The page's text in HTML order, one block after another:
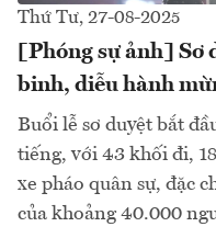
Thứ Tư, 27-08-2025
[Phóng sự ảnh] Sơ
binh, diễu hành
Buổi lễ sơ duyệt bắt
tiếng, với 43 khối đi,
xe pháo quân sự, đặc
của khoảng 40.000